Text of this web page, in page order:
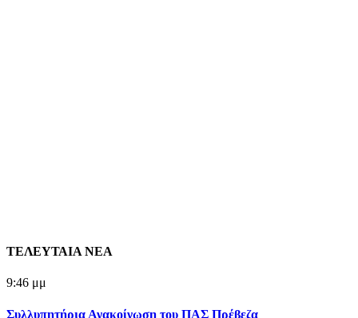
ΤΕΛΕΥΤΑΙΑ ΝΕΑ
9:46 μμ
Συλλυπητήρια Ανακοίνωση του ΠΑΣ Πρέβεζα